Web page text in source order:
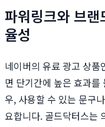
파워링크와 브
율성
네이버의 유료 광고 상
면 단기간에 높은 효과를
우, 사용할 수 있는 문구
요합니다. 골드닥터스는